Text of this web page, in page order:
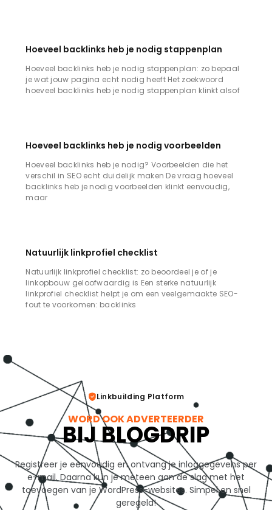
Hoeveel backlinks heb je nodig stappenplan
Hoeveel backlinks heb je nodig stappenplan: zo bepaal
je wat jouw pagina echt nodig heeft Het zoekwoord
hoeveel backlinks heb je nodig stappenplan klinkt alsof
Hoeveel backlinks heb je nodig voorbeelden
Hoeveel backlinks heb je nodig? Voorbeelden die het
verschil in SEO echt duidelijk maken De vraag hoeveel
backlinks heb je nodig voorbeelden klinkt eenvoudig,
maar
Natuurlijk linkprofiel checklist
Natuurlijk linkprofiel checklist: zo beoordeel je of je
linkopbouw geloofwaardig is Een sterke natuurlijk
linkprofiel checklist helpt je om een veelgemaakte SEO-
fout te voorkomen: backlinks
Linkbuilding Platform
WORD OOK ADVERTEERDER
BIJ BLOGDRIP
Registreer je eenvoudig en ontvang je inloggegevens per
e-mail. Daarna kun je meteen aan de slag met het
toevoegen van je WordPress-websites. Simpel en snel
geregeld!